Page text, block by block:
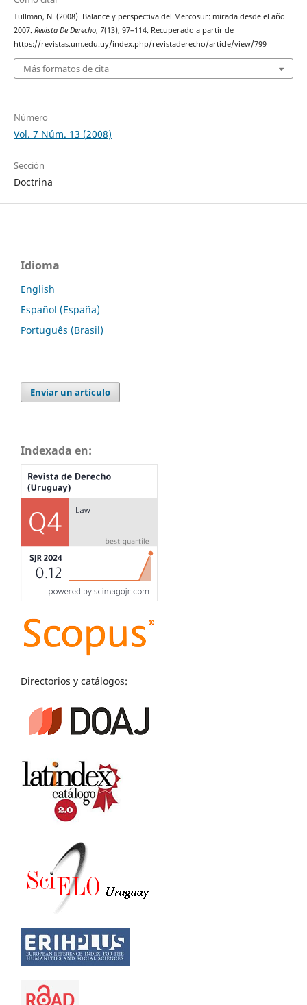
Tullman, N. (2008). Balance y perspectiva del Mercosur: mirada desde el año
2007. Revista De Derecho, 7(13), 97–114. Recuperado a partir de
https://revistas.um.edu.uy/index.php/revistaderecho/article/view/799
Más formatos de cita
Número
Vol. 7 Núm. 13 (2008)
Sección
Doctrina
Idioma
English
Español (España)
Português (Brasil)
Enviar un artículo
Indexada en:
Directorios y catálogos: